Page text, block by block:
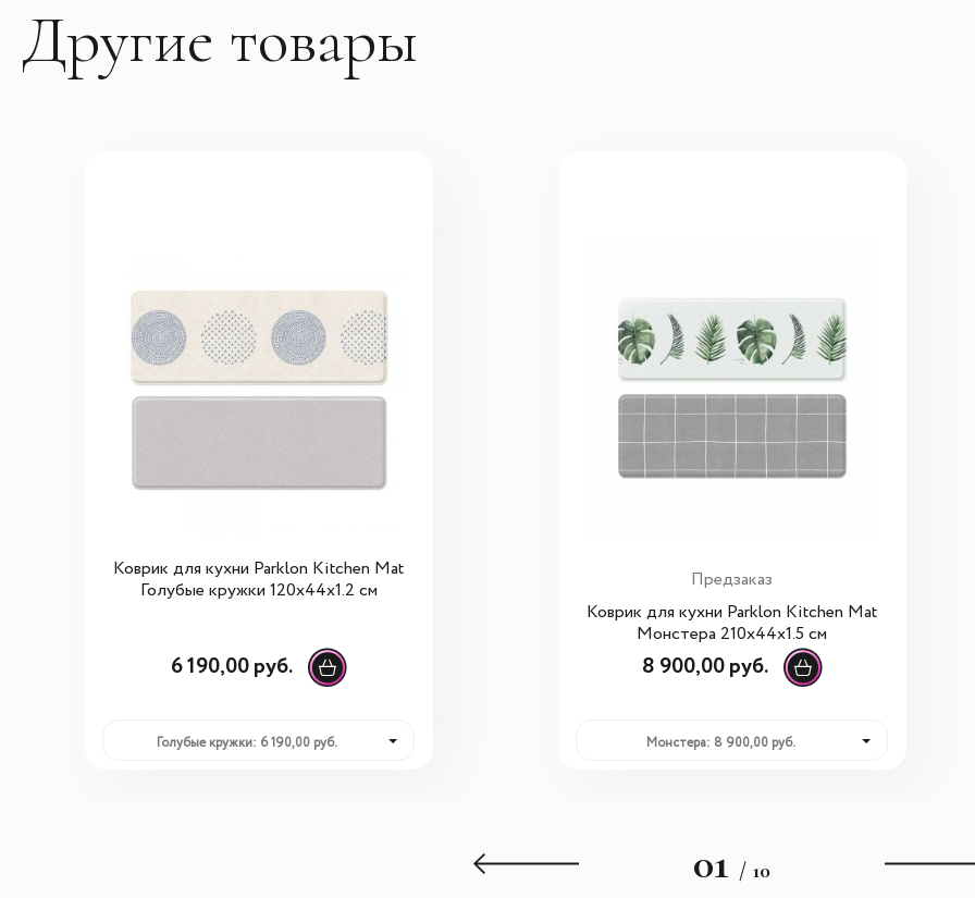
Другие товары
Коврик для кухни Parklon Kitchen Mat
Голубые кружки 120x44x1.2 см
6 190,00 руб.
Голубые кружки: 6 190,00 руб.
Предзаказ
Коврик для кухни Parklon Kitchen Mat
Монстера 210x44x1.5 см
8 900,00 руб.
Монстера: 8 900,00 руб.
01 / 10